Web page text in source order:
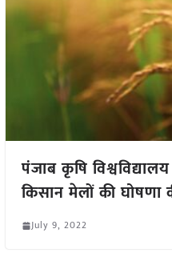
पंजाब कृषि
किसान मेलों की घोषणा
July 9, 2022